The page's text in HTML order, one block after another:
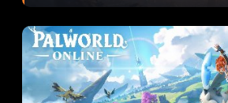
Fans Are Hopeful